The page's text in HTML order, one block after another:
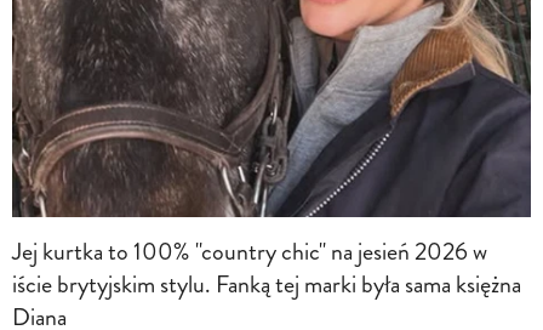
Jej kurtka to 100% "country chic" na jesień 2026 w
iście brytyjskim stylu. Fanką tej marki była sama księżna
Diana